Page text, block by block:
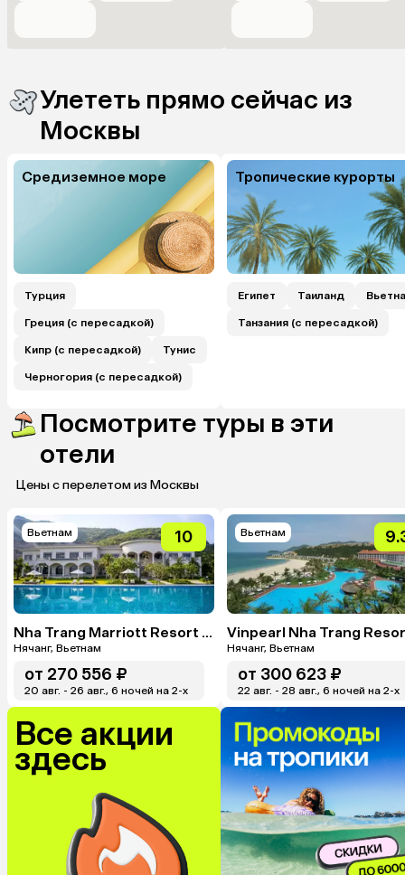
Улететь прямо сейчас из
Москвы
Средиземное море
Турция
Греция (с пересадкой)
Кипр (с пересадкой) Тунис
Черногория (с пересадкой)
Тропические курорты
Египет Таиланд
Танзания (с пересадкой)
Посмотрите туры в эти
отели
Цены с перелетом из Москвы
Вьетнам 10
Nha Trang Marriott Resort & Spa, Hon Tre Island
Нячанг, Вьетнам
от 270 556 ₽
20 авг. - 26 авг., 6 ночей на 2-x
Вьетнам
Vinpearl Nha Trang
Нячанг, Вьетнам
от 300 623 ₽
22 авг. - 28 авг., 6 ночей на 2-x
Все акции
здесь